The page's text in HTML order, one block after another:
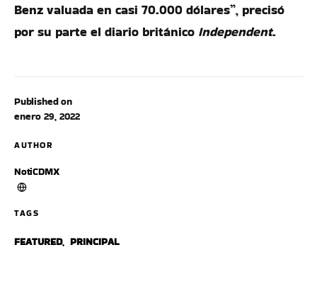
Published on
enero 29, 2022
AUTHOR
NotiCDMX
TAGS
FEATURED, PRINCIPAL
Benz valuada en casi 70.000 dólares”, precisó
por su parte el diario británico Independent.